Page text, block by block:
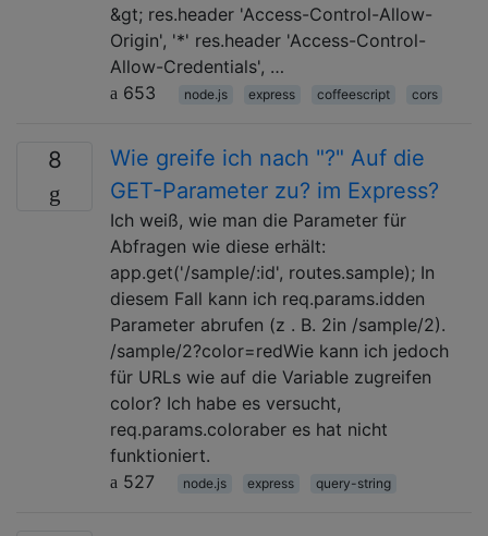
&gt; res.header 'Access-Control-Allow-
Origin', '*' res.header 'Access-Control-
Allow-Credentials', …
653
node.js express coffeescript cors
8
Wie greife ich nach "?" Auf die
GET-Parameter zu? im Express?
Ich weiß, wie man die Parameter für
Abfragen wie diese erhält:
app.get('/sample/:id', routes.sample); In
diesem Fall kann ich req.params.idden
Parameter abrufen (z . B. 2in /sample/2).
/sample/2?color=redWie kann ich jedoch
für URLs wie auf die Variable zugreifen
color? Ich habe es versucht,
req.params.coloraber es hat nicht
funktioniert.
527
node.js express query-string